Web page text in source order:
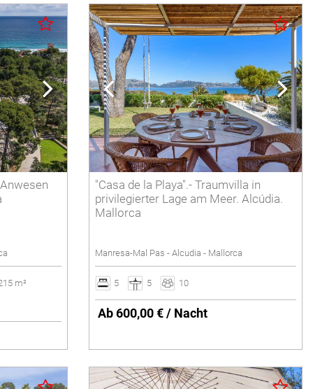
SANTO TOMAS
SON BOU
Erste Meereslinie
Im Dorf
Im Dorfnähe
Im Land
Im Strandnähe
Meerblick
Nähe Golfplatz
Löschen
m²
"Casa de la Playa".- Traumvilla in
privilegierter Lage am Meer. Alcúdia.
Mallorca
Manresa-Mal Pas - Alcudia - Mallorca
5 5 10
Ab 600,00 € / Nacht